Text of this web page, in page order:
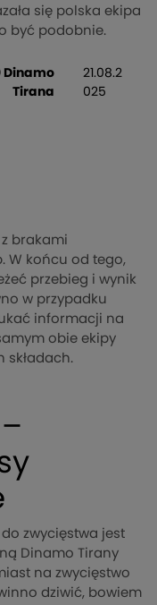
się polska ekipa
być podobnie.
Dinamo
Tirana
21.08.2
025
z brakami
W końcu od tego,
przebieg i wynik
w przypadku
informacji na
obie ekipy
składach.
zwycięstwa jest
Dinamo Tirany
na zwycięstwo
dziwić, bowiem